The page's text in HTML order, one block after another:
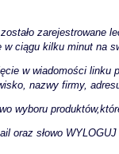
zarejestrowane
ciągu kilku minut na
w wiadomości linku
nazwy firmy,
wyboru
oraz słowo